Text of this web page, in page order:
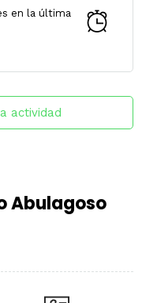
en la última
actividad
Abulagoso